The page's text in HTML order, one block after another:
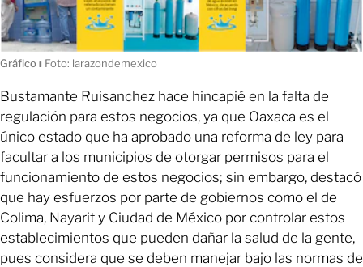
Gráficoı Foto: larazondemexico
Bustamante Ruisanchez hace hincapié en la falta de
regulación para estos negocios, ya que Oaxaca es el
único estado que ha aprobado una reforma de ley para
facultar a los municipios de otorgar permisos para el
funcionamiento de estos negocios; sin embargo, destacó
que hay esfuerzos por parte de gobiernos como el de
Colima, Nayarit y Ciudad de México por controlar estos
establecimientos que pueden dañar la salud de la gente,
pues considera que se deben manejar bajo las normas de